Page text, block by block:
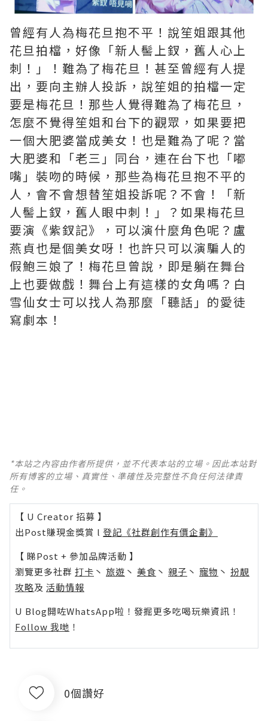
曾經有人為梅花旦抱不平！說笙姐跟其他
花旦拍檔，好像「新人髻上釵，舊人心上
刺！」！難為了梅花旦！甚至曾經有人提
出，要向主辦人投訴，說笙姐的拍檔一定
要是梅花旦！那些人覺得難為了梅花旦，
怎麼不覺得笙姐和台下的觀眾，如果要把
一個大肥婆當成美女！也是難為了呢？當
大肥婆和「老三」同台，連在台下也「嘟
嘴」裝吻的時候，那些為梅花旦抱不平的
人，會不會想替笙姐投訴呢？不會！「新
人髻上釵，舊人眼中刺！」？如果梅花旦
要演《紫釵記》，可以演什麼角色呢？盧
燕貞也是個美女呀！也許只可以演騙人的
假鮑三娘了！梅花旦曾說，即是躺在舞台
上也要做戲！舞台上有這樣的女角嗎？白
雪仙女士可以找人為那麼「聽話」的愛徒
寫劇本！
*本站之內容由作者所提供，並不代表本站的立場。因此本站對
所有博客的立場、真實性、準確性及完整性不負任何法律責
任。
【 U Creator 招募 】
出Post賺現金獎賞 l 登記《社群創作有價企劃》
【 睇Post + 參加品牌活動 】
瀏覽更多社群 打卡 丶 旅遊 丶 美食 丶 親子 丶 寵物 丶 扮靚
攻略及 活動情報
U Blog開咗WhatsApp啦！發掘更多吃喝玩樂資訊！
Follow 我哋 ！
0個讚好